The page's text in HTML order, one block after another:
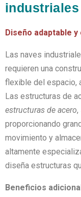
industriales
Diseño adaptable
Las naves
requieren una
flexible del espacio,
Las estructuras de
estructuras de acero,
proporcionando
movimiento y
altamente
diseña estructuras
Beneficios